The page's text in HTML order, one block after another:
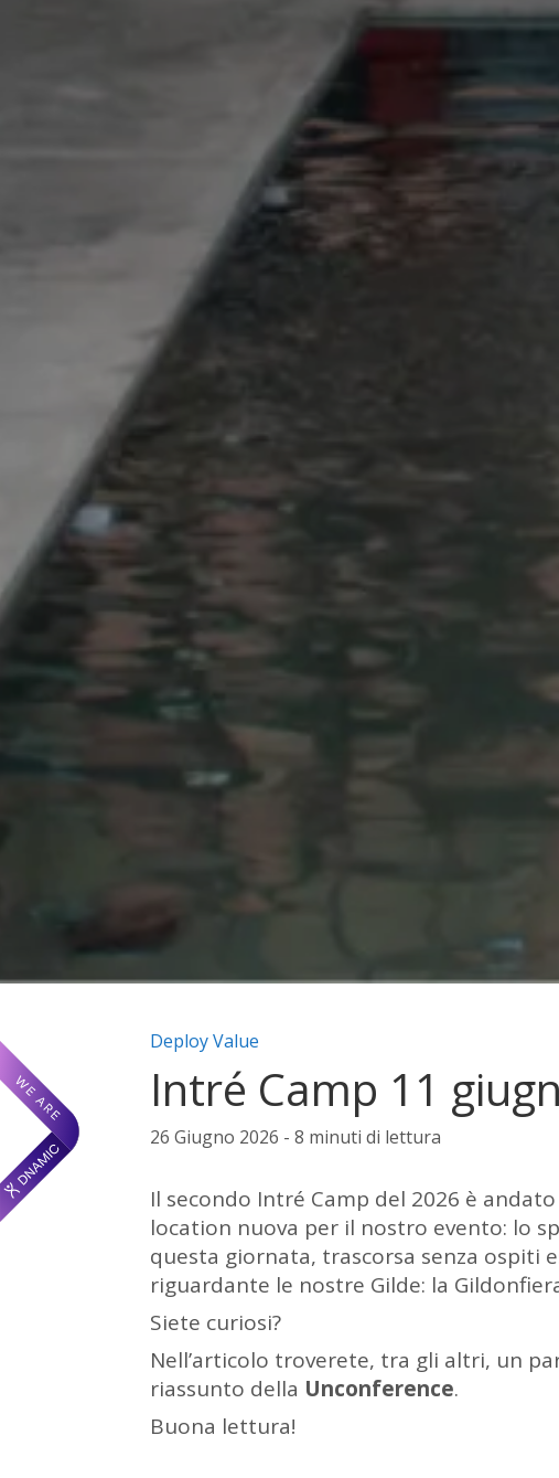
Categorie articolo:
Deploy Value
Intré Camp 11
26 Giugno 2026 - 8 minuti di lettura
Il secondo Intré Camp del 2026 è
location nuova per il nostro evento: lo
questa giornata, trascorsa senza
riguardante le nostre Gilde: la
Siete curiosi?
Nell’articolo troverete, tra gli altri, un
riassunto della Unconference.
Buona lettura!